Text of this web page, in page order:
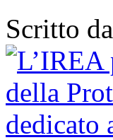
Scritto da